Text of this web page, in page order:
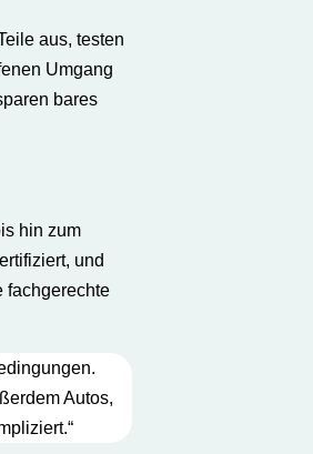
aus, testen
Umgang
bares
hin zum
und
fachgerechte
Autos,